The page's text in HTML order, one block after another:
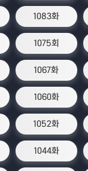
1083화
1075회
1067화
1060화
1052화
1044화